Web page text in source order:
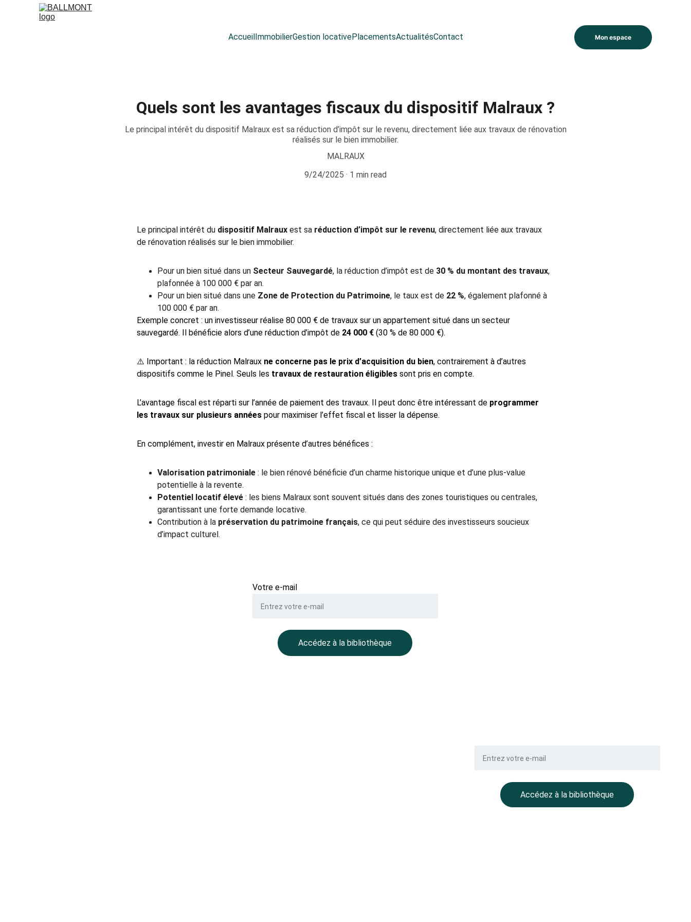
AccueilImmobilierGestion locativePlacementsActualitésContact Mon espace
Quels sont les avantages fiscaux du dispositif Malraux ?
Le principal intérêt du dispositif Malraux est sa réduction d’impôt sur le revenu, directement liée aux travaux de rénovation
réalisés sur le bien immobilier.
MALRAUX
9/24/2025
1 min read
Le principal intérêt du dispositif Malraux est sa réduction d’impôt sur le revenu, directement liée aux travaux
de rénovation réalisés sur le bien immobilier.
Pour un bien situé dans un Secteur Sauvegardé, la réduction d’impôt est de 30 % du montant des travaux,
plafonnée à 100 000 € par an.
Pour un bien situé dans une Zone de Protection du Patrimoine, le taux est de 22 %, également plafonné à
100 000 € par an.
Exemple concret : un investisseur réalise 80 000 € de travaux sur un appartement situé dans un secteur
sauvegardé. Il bénéficie alors d’une réduction d’impôt de 24 000 € (30 % de 80 000 €).
⚠️ Important : la réduction Malraux ne concerne pas le prix d’acquisition du bien, contrairement à d’autres
dispositifs comme le Pinel. Seuls les travaux de restauration éligibles sont pris en compte.
L’avantage fiscal est réparti sur l’année de paiement des travaux. Il peut donc être intéressant de programmer
les travaux sur plusieurs années pour maximiser l’effet fiscal et lisser la dépense.
En complément, investir en Malraux présente d’autres bénéfices :
Valorisation patrimoniale : le bien rénové bénéficie d’un charme historique unique et d’une plus-value
potentielle à la revente.
Potentiel locatif élevé : les biens Malraux sont souvent situés dans des zones touristiques ou centrales,
garantissant une forte demande locative.
Contribution à la préservation du patrimoine français, ce qui peut séduire des investisseurs soucieux
d’impact culturel.
Votre e-mail
Accédez à la bibliothèque
Accédez à la bibliothèque